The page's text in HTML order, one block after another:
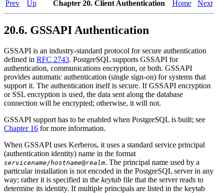
Prev Up Chapter 20. Client Authentication Home Next
20.6. GSSAPI Authentication
GSSAPI is an industry-standard protocol for secure authentication
defined in RFC 2743. PostgreSQL supports GSSAPI for
authentication, communications encryption, or both. GSSAPI
provides automatic authentication (single sign-on) for systems that
support it. The authentication itself is secure. IfGSSAPI encryption
or SSL encryption is used, the data sent along the database
connection will be encrypted; otherwise, it will not.
GSSAPI support has to be enabled when PostgreSQL is built; see
Chapter 16 for more information.
When GSSAPI uses Kerberos, it uses a standard service principal
(authentication identity) name in the format
servicename/hostname@realm. The principal name used by a
particular installation is not encoded in the PostgreSQL server in any
way; rather it is specified in the keytab file that the server reads to
determine its identity. If multiple principals are listed in the keytab